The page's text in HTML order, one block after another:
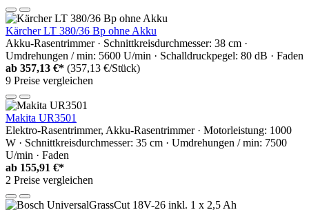
Kärcher LT 380/36 Bp ohne Akku
Akku-Rasentrimmer · Schnittkreisdurchmesser: 38 cm ·
Umdrehungen / min: 5600 U/min · Schalldruckpegel: 80 dB · Faden
ab 357,13 €* (357,13 €/Stück)
9 Preise vergleichen
Makita UR3501
Elektro-Rasentrimmer, Akku-Rasentrimmer · Motorleistung: 1000
W · Schnittkreisdurchmesser: 35 cm · Umdrehungen / min: 7500
U/min · Faden
ab 155,91 €*
2 Preise vergleichen